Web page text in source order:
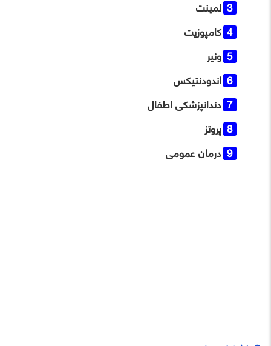
لمینت
کامپوزیت
ونیر
اندودنتیکس
دندانپزشکی اطفال
پروتز
درمان عمومی